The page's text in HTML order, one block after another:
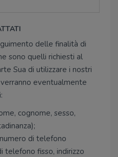
delle finalità di
sono quelli richiesti al
Sua di utilizzare i nostri
eventualmente
cognome, sesso,
di telefono
telefono fisso, indirizzo